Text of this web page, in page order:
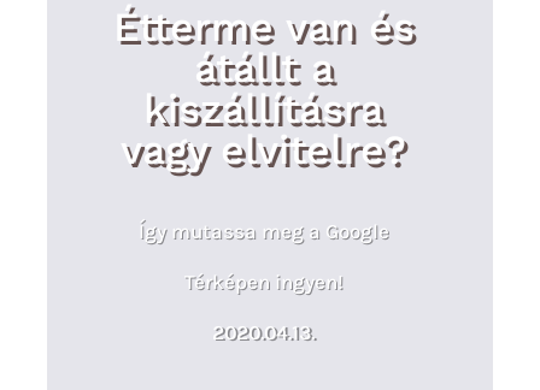
Étterme van és
átállt a
kiszállításra
vagy elvitelre?
Így mutassa meg a Google
Térképen ingyen!
2020.04.13.